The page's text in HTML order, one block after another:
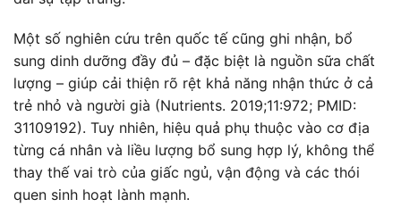
Một số nghiên cứu trên quốc tế cũng ghi nhận, bổ
sung dinh dưỡng đầy đủ – đặc biệt là nguồn sữa chất
lượng – giúp cải thiện rõ rệt khả năng nhận thức ở cả
trẻ nhỏ và người già (Nutrients. 2019;11:972; PMID:
31109192). Tuy nhiên, hiệu quả phụ thuộc vào cơ địa
từng cá nhân và liều lượng bổ sung hợp lý, không thể
thay thế vai trò của giấc ngủ, vận động và các thói
quen sinh hoạt lành mạnh.